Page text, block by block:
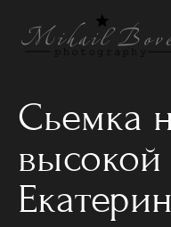
Сьемка
высокой